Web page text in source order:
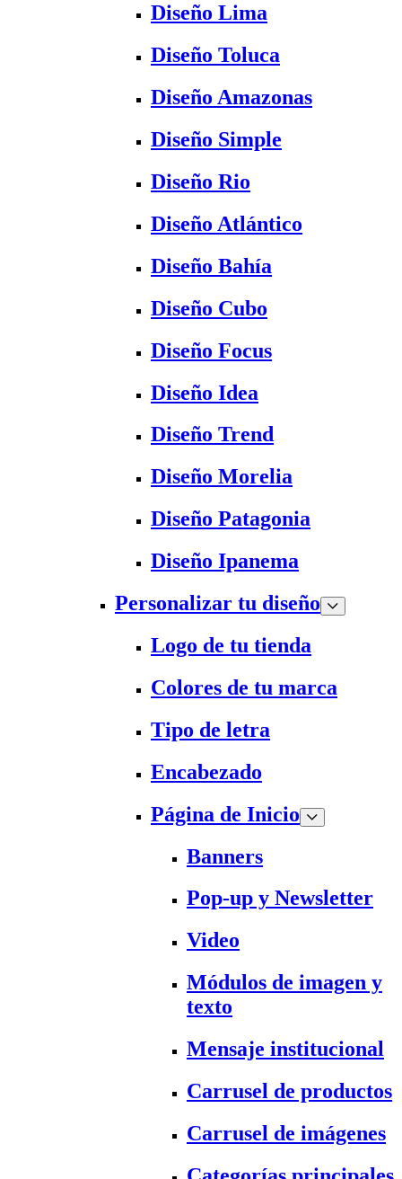
Diseño Lima
Diseño Toluca
Diseño Amazonas
Diseño Simple
Diseño Rio
Diseño Atlántico
Diseño Bahía
Diseño Cubo
Diseño Focus
Diseño Idea
Diseño Trend
Diseño Morelia
Diseño Patagonia
Diseño Ipanema
Personalizar tu diseño
Logo de tu tienda
Colores de tu marca
Tipo de letra
Encabezado
Página de Inicio
Banners
Pop-up y Newsletter
Video
Módulos de imagen y
texto
Mensaje institucional
Carrusel de productos
Carrusel de imágenes